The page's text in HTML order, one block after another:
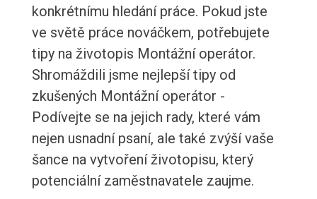
konkrétnímu hledání práce. Pokud jste
ve světě práce nováčkem, potřebujete
tipy na životopis Montážní operátor.
Shromáždili jsme nejlepší tipy od
zkušených Montážní operátor -
Podívejte se na jejich rady, které vám
nejen usnadní psaní, ale také zvýší vaše
šance na vytvoření životopisu, který
potenciální zaměstnavatele zaujme.